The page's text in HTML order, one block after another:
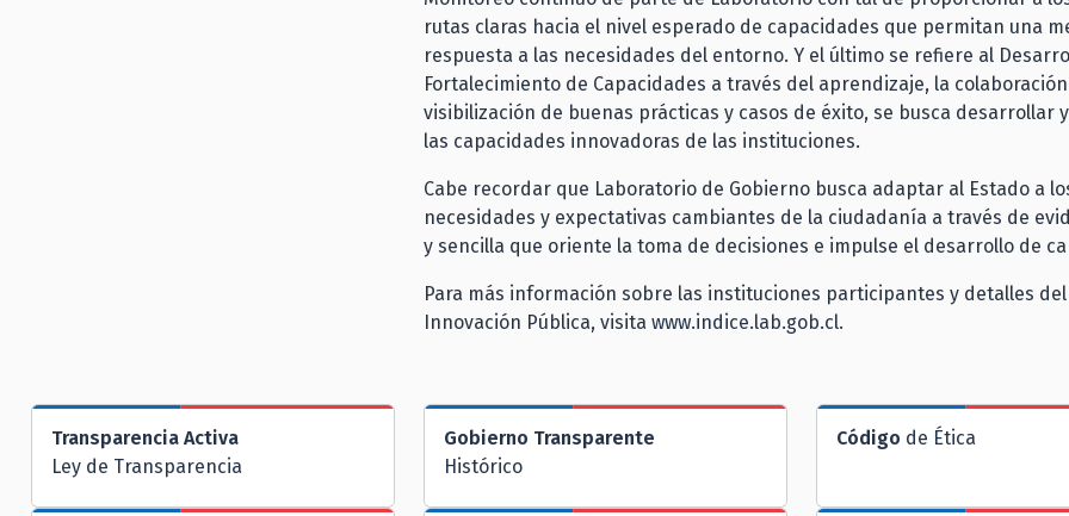
rutas claras hacia el nivel esperado de capacidades que permitan una
respuesta a las necesidades del entorno. Y el último se refiere al
Fortalecimiento de Capacidades a través del aprendizaje, la
visibilización de buenas prácticas y casos de éxito, se busca desarrollar
las capacidades innovadoras de las instituciones.
Cabe recordar que Laboratorio de Gobierno busca adaptar al Estado a
necesidades y expectativas cambiantes de la ciudadanía a través de
y sencilla que oriente la toma de decisiones e impulse el desarrollo de
Para más información sobre las instituciones participantes y detalles
Innovación Pública, visita www.indice.lab.gob.cl.
Transparencia Activa
Ley de Transparencia
Gobierno Transparente
Histórico
Código de Ética